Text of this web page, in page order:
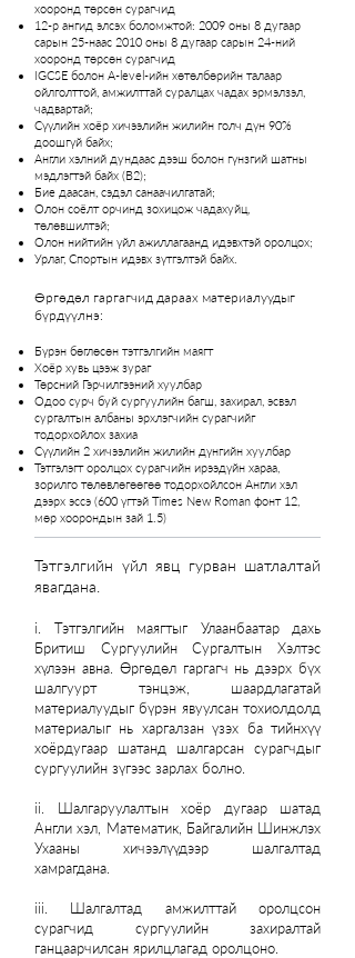
хооронд төрсөн сурагчид
12-р ангид элсэх боломжтой: 2009 оны 8 дугаар
сарын 25-наас 2010 оны 8 дугаар сарын 24-ний
хооронд төрсөн сурагчид
IGCSE болон A-level-ийн хөтөлбөрийн талаар
ойлголттой, амжилттай суралцах чадах эрмэлзэл,
чадвартай;
Сүүлийн хоёр хичээлийн жилийн голч дүн 90%
доошгүй байх;
Англи хэлний дундаас дээш болон гүнзгий шатны
мэдлэгтэй байх (B2);
Бие даасан, сэдэл санаачилгатай;
Олон соёлт орчинд зохицож чадахуйц,
төлөвшилтэй;
Олон нийтийн үйл ажиллагаанд идэвхтэй оролцох;
Урлаг, Спортын идэвх зүтгэлтэй байх.
Өргөдөл гаргагчид дараах материалуудыг
бүрдүүлнэ:
Бүрэн бөглөсөн тэтгэлгийн маягт
Хоёр хувь цээж зураг
Төрсний Гэрчилгээний хуулбар
Одоо сурч буй сургуулийн багш, захирал, эсвэл
сургалтын албаны эрхлэгчийн сурагчийг
тодорхойлох захиа
Сүүлийн 2 хичээлийн жилийн дүнгийн хуулбар
Тэтгэлэгт оролцох сурагчийн ирээдүйн хараа,
зорилго төлөвлөгөөгөө тодорхойлсон Англи хэл
дээрх эссэ (600 үгтэй Times New Roman фонт 12,
мөр хоорондын зай 1.5)
Тэтгэлгийн үйл явц гурван шатлалтай
явагдана. ​
i. Тэтгэлгийн маягтыг Улаанбаатар дахь
Бритиш Сургуулийн Сургалтын Хэлтэс
хүлээн авна. Өргөдөл гаргагч нь дээрх бүх
шалгуурт тэнцэж, шаардлагатай
материалуудыг бүрэн явуулсан тохиолдолд
материалыг нь харгалзан үзэх ба тийнхүү
хоёрдугаар шатанд шалгарсан сурагчдыг
сургуулийн зүгээс зарлах болно.
ii. Шалгаруулалтын хоёр дугаар шатад
Англи хэл, Математик, Байгалийн Шинжлэх
Ухааны хичээлүүдээр шалгалтад
хамрагдана.
iii. Шалгалтад амжилттай оролцсон
сурагчид сургуулийн захиралтай
ганцаарчилсан ярилцлагад оролцоно.